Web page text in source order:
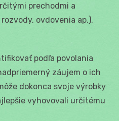
prechodmi a
ovdovenia ap.).
podľa povolania
záujem o ich
dokonca svoje výrobky
vyhovovali určitému